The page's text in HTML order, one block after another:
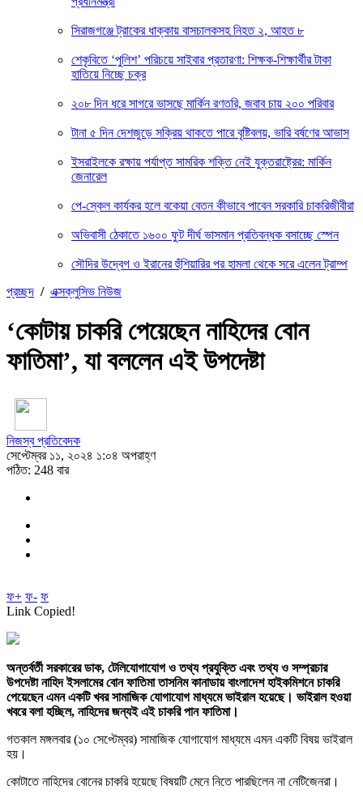
সিরাজগঞ্জে ট্রাকের ধাক্কায় বাসচালকসহ নিহত ২, আহত ৮
শেকৃবিতে ‘পুলিশ’ পরিচয়ে সাইবার প্রতারণা: শিক্ষক-শিক্ষার্থীর টাকা
হাতিয়ে নিচ্ছে চক্র
২০৮ দিন ধরে সাগরে ভাসছে মার্কিন রণতরি, জবাব চায় ২০০ পরিবার
টানা ৫ দিন দেশজুড়ে সক্রিয় থাকতে পারে বৃষ্টিবলয়, ভারি বর্ষণের আভাস
ইসরাইলকে রক্ষায় পর্যাপ্ত সামরিক শক্তি নেই যুক্তরাষ্ট্রের: মার্কিন
জেনারেল
পে-স্কেল কার্যকর হলে বকেয়া বেতন কীভাবে পাবেন সরকারি চাকরিজীবীরা
অভিবাসী ঠেকাতে ১৬০০ ফুট দীর্ঘ ভাসমান প্রতিবন্ধক বসাচ্ছে স্পেন
সৌদির উদ্বেগ ও ইরানের হুঁশিয়ারির পর হামলা থেকে সরে এলেন ট্রাম্প
প্রচ্ছদ / এক্সক্লুসিভ নিউজ
‘কোটায় চাকরি পেয়েছেন নাহিদের বোন
ফাতিমা’, যা বললেন এই উপদেষ্টা
নিজস্ব প্রতিবেদক
সেপ্টেম্বর ১১, ২০২৪ ১:০৪ অপরাহ্ণ
পঠিত: 248 বার
ফ+ ফ- ফ
Link Copied!
অন্তর্বর্তী সরকারের ডাক, টেলিযোগাযোগ ও তথ্য প্রযুক্তি এবং তথ্য ও সম্প্রচার
উপদেষ্টা নাহিদ ইসলামের বোন ফাতিমা তাসনিম কানাডায় বাংলাদেশ হাইকমিশনে চাকরি
পেয়েছেন এমন একটি খবর সামাজিক যোগাযোগ মাধ্যমে ভাইরাল হয়েছে। ভাইরাল হওয়া
খবরে বলা হচ্ছিল, নাহিদের জন্যই এই চাকরি পান ফাতিমা।
গতকাল মঙ্গলবার (১০ সেপ্টেম্বর) সামাজিক যোগাযোগ মাধ্যমে এমন একটি বিষয় ভাইরাল
হয়।
কোটাতে নাহিদের বোনের চাকরি হয়েছে বিষয়টি মেনে নিতে পারছিলেন না নেটিজেনরা।